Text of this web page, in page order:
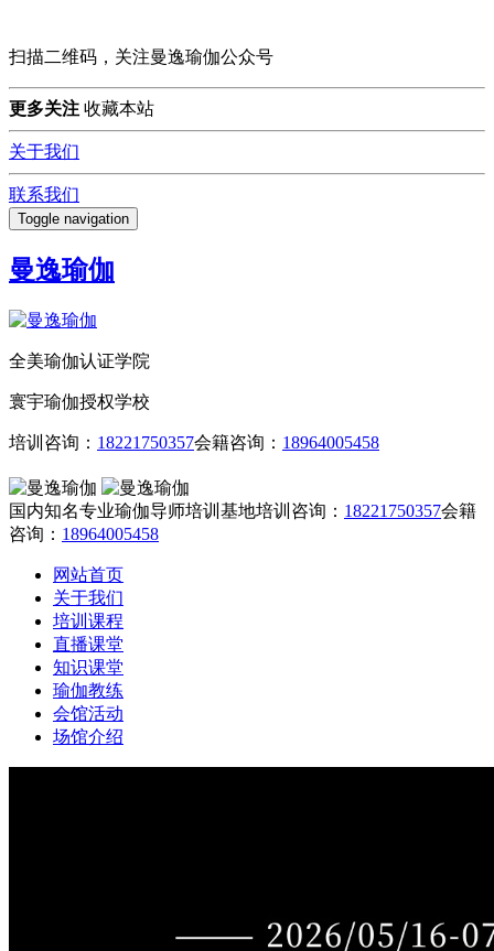
扫描二维码，关注曼逸瑜伽公众号
更多关注 收藏本站
关于我们
联系我们
Toggle navigation
曼逸瑜伽
全美瑜伽认证学院
寰宇瑜伽授权学校
培训咨询： 18221750357会籍咨询： 18964005458
国内知名专业瑜伽导师培训基地培训咨询： 18221750357会籍
咨询： 18964005458
网站首页
关于我们
培训课程
直播课堂
知识课堂
瑜伽教练
会馆活动
场馆介绍